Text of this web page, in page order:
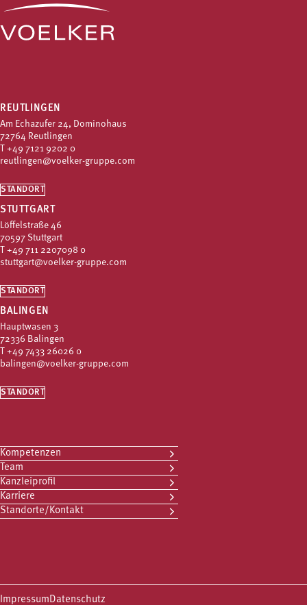
REUTLINGEN
Am Echazufer 24, Dominohaus
72764 Reutlingen
+49 7121 9202 0
reutlingen@voelker-gruppe.com
STANDORT
STUTTGART
Löffelstraße 46
70597 Stuttgart
+49 711 2207098 0
stuttgart@voelker-gruppe.com
STANDORT
BALINGEN
Hauptwasen 3
72336 Balingen
+49 7433 26026 0
balingen@voelker-gruppe.com
STANDORT
Kompetenzen
Team
Kanzleiprofil
Karriere
Standorte/Kontakt
Impressum Datenschutz